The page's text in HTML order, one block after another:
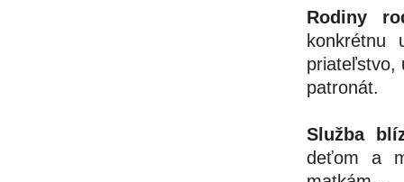
Rodiny
konkrétnu
priateľstvo,
patronát.
Služba
deťom a